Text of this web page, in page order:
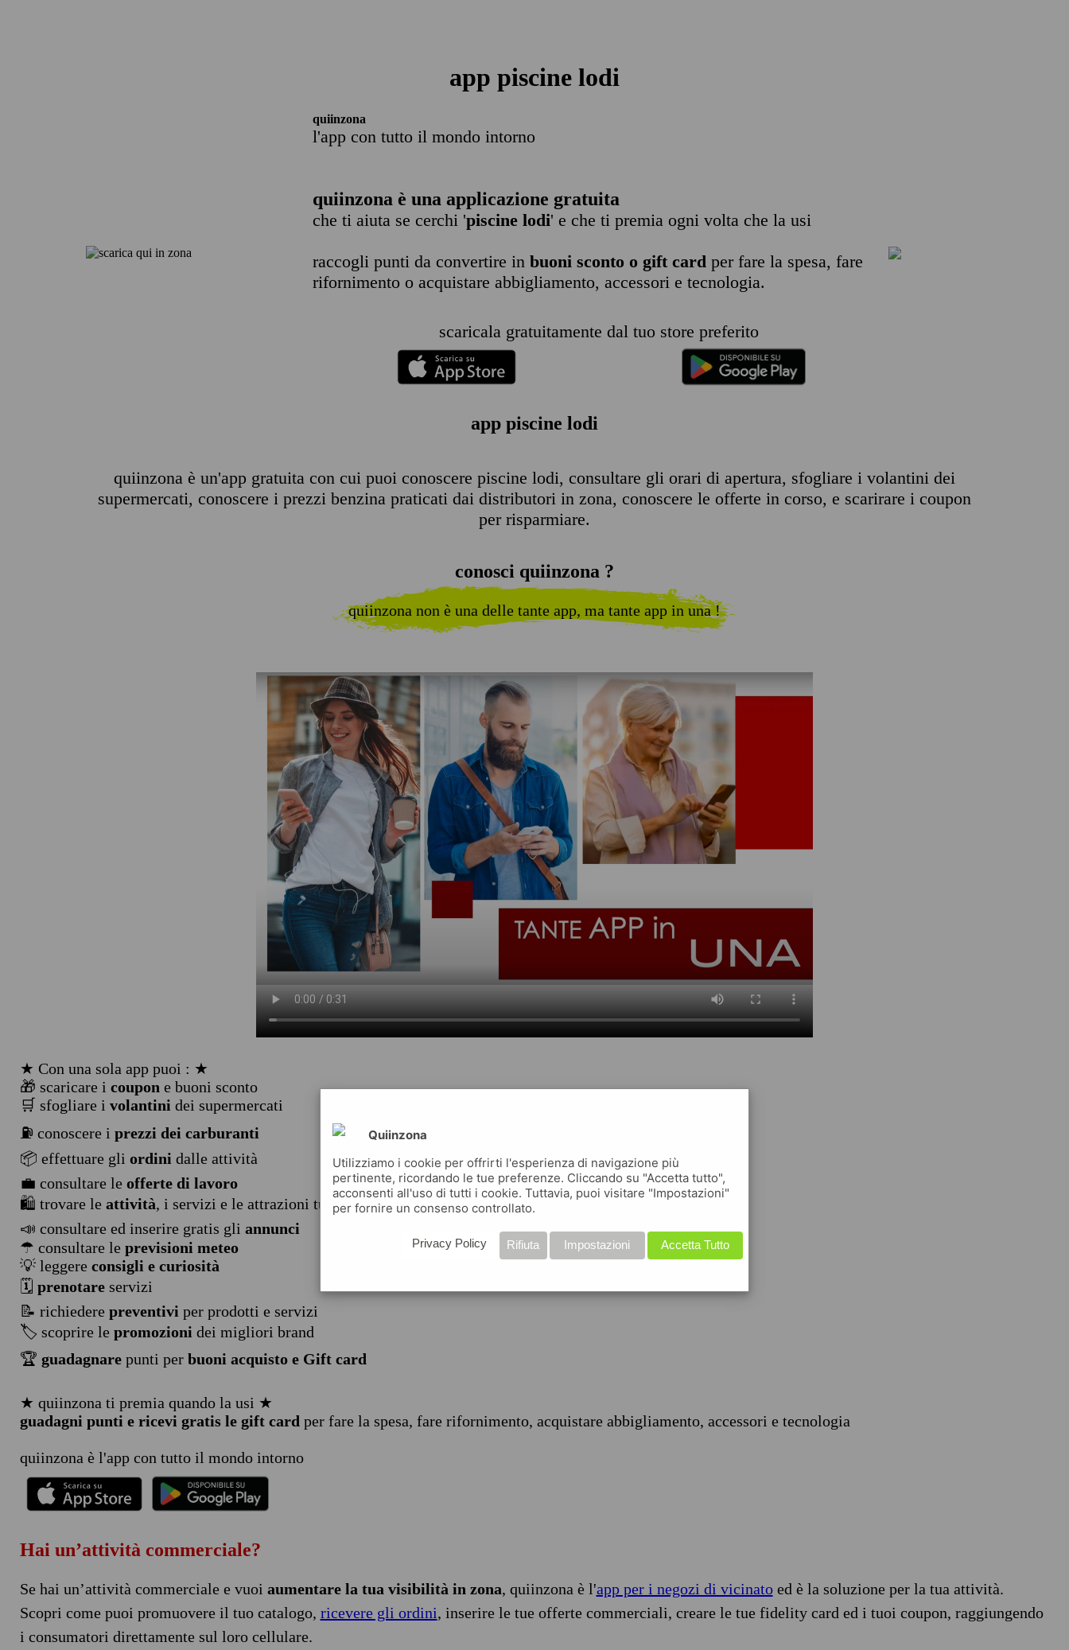
app piscine lodi
quiinzona
l'app con tutto il mondo intorno
quiinzona è una applicazione gratuita
che ti aiuta se cerchi 'piscine lodi' e che ti premia ogni volta che la usi
raccogli punti da convertire in buoni sconto o gift card per fare la spesa, fare
rifornimento o acquistare abbigliamento, accessori e tecnologia.
scaricala gratuitamente dal tuo store preferito
app piscine lodi
quiinzona è un'app gratuita con cui puoi conoscere piscine lodi, consultare gli orari di apertura, sfogliare i volantini dei
supermercati, conoscere i prezzi benzina praticati dai distributori in zona, conoscere le offerte in corso, e scarirare i coupon
per risparmiare.
conosci quiinzona ?
quiinzona non è una delle tante app, ma tante app in una !
★ Con una sola app puoi : ★
🎁 scaricare i coupon e buoni sconto
🛒 sfogliare i volantini dei supermercati
⛽ conoscere i prezzi dei carburanti
📦 effettuare gli ordini dalle attività
💼 consultare le offerte di lavoro
🛍️ trovare le attività, i servizi e le attrazioni turistiche
📣 consultare ed inserire gratis gli annunci
☂ consultare le previsioni meteo
💡 leggere consigli e curiosità
🗓️ prenotareservizi
📝 richiedere preventivi per prodotti e servizi
🏷️ scoprire le promozioni dei migliori brand
🏆 guadagnarepunti per buoni acquisto e Gift card
★ quiinzona ti premia quando la usi ★
guadagni punti e ricevi gratis le gift card per fare la spesa, fare rifornimento, acquistare abbigliamento, accessori e tecnologia
quiinzona è l'app con tutto il mondo intorno
Hai un’attività commerciale?
Se hai un’attività commerciale e vuoi aumentare la tua visibilità in zona, quiinzona è l'app per i negozi di vicinatoed è la soluzione per la tua attività.
Scopri come puoi promuovere il tuo catalogo, ricevere gli ordini, inserire le tue offerte commerciali, creare le tue fidelity card ed i tuoi coupon, raggiungendo
i consumatori direttamente sul loro cellulare.
Quiinzona
Utilizziamo i cookie per offrirti l'esperienza di navigazione più
pertinente, ricordando le tue preferenze. Cliccando su "Accetta tutto",
acconsenti all'uso di tutti i cookie. Tuttavia, puoi visitare "Impostazioni"
per fornire un consenso controllato.
Accetta Tutto
Impostazioni
Rifiuta
Privacy Policy